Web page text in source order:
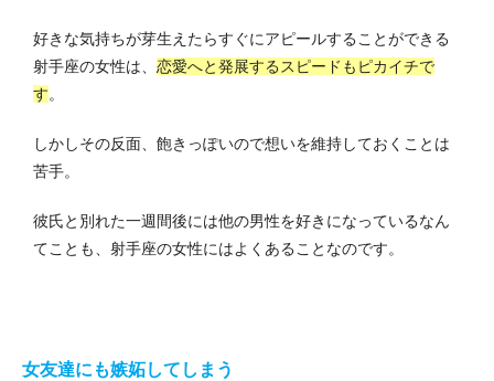
好きな気持ちが芽生えたらすぐにアピールすることができる
射手座の女性は、 恋愛へと発展するスピードもピカイチで
す。
しかしその反面、飽きっぽいので想いを維持しておくことは
苦手。
彼氏と別れた一週間後には他の男性を好きになっているなん
てことも、射手座の女性にはよくあることなのです。
女友達にも嫉妬してしまう